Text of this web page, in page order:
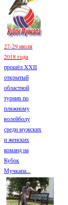
27-29 июля
2018 года
прошёл XXII
открытый
областной
турнир по
пляжному
волейболу
среди мужских
и женских
команд на
Кубок
Мучкапа...